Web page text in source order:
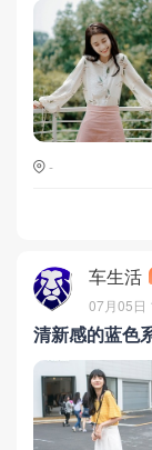
-
车生活
07月05日
清新感的蓝色